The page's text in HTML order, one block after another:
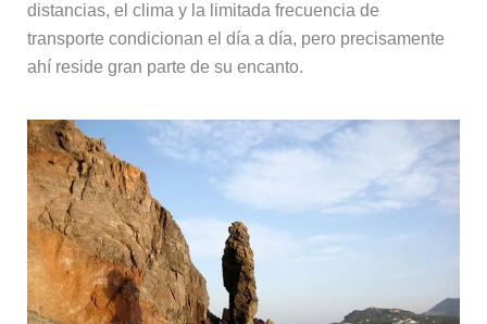
distancias, el clima y la limitada frecuencia de
transporte condicionan el día a día, pero precisamente
ahí reside gran parte de su encanto.